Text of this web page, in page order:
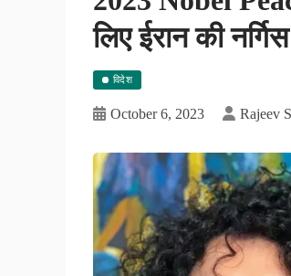
लिए ईरान की
विदेश
October 6, 2023 Rajeev